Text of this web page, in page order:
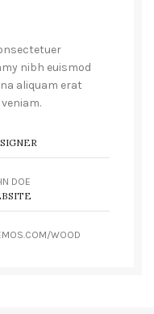
nibh euismod
aliquam erat
DOE
WOOD